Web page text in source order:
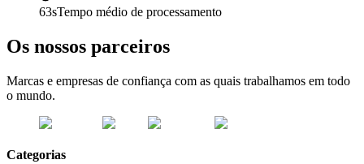
63sTempo médio de processamento
Os nossos parceiros
Marcas e empresas de confiança com as quais trabalhamos em todo
o mundo.
Categorias